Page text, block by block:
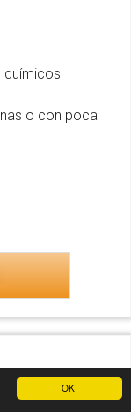
OK!
químicos
o con poca